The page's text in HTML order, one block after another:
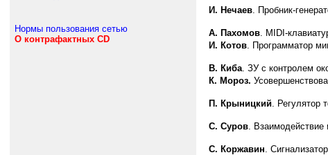
Нормы пользования сетью
О контрафактных CD
И. Нечаев. Пробник-
А. Пахомов. MIDI-
И. Котов. Программатор
В. Киба. ЗУ с контролем
К. Мороз.
П. Крыницкий. Регулятор
С. Суров. Взаимодействие
С. Коржавин.